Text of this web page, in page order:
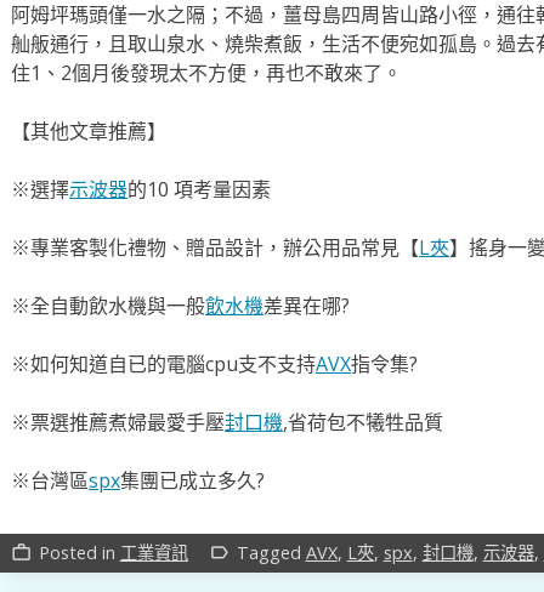
阿姆坪瑪頭僅一水之隔；不過，薑母島四周皆山路小徑，通
舢舨通行，且取山泉水、燒柴煮飯，生活不便宛如孤島。 過去
住1、2個月後發現太不方便，再也不敢來了。
【其他文章推薦】
※選擇示波器的10 項考量因素
※專業客製化禮物、贈品設計，辦公用品常見【L夾】搖身一
※全自動飲水機與一般飲水機差異在哪?
※如何知道自已的電腦cpu支不支持AVX指令集?
※票選推薦煮婦最愛手壓封口機,省荷包不犧牲品質
※台灣區spx集團已成立多久?
work_outline Posted in 工業資訊 label_outline Tagged AVX, L夾, spx, 封口機, 示波器,